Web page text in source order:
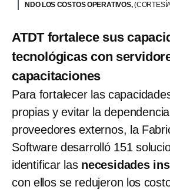
NDO LOS COSTOS OPERATIVOS,
ATDT fortalece sus
tecnológicas con
capacitaciones
Para fortalecer las
propias y evitar la
proveedores externos, la
Software desarrolló 151
identificar las necesidades
con ellos se redujeron los